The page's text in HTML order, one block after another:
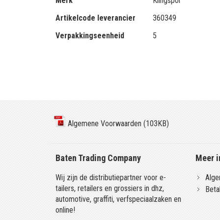
Artikelcode leverancier
360349
Verpakkingseenheid
5
Algemene Voorwaarden (103KB)
Baten Trading Company
Wij zijn de distributiepartner voor e-
tailers, retailers en grossiers in dhz,
automotive, graffiti, verfspeciaalzaken en
online!
Meer